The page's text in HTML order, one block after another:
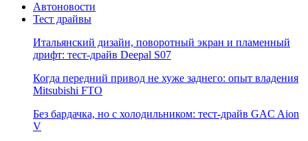
Автоновости
Тест драйвы
Итальянский дизайн, поворотный экран и пламенный
дрифт: тест-драйв Deepal S07
Когда передний привод не хуже заднего: опыт владения
Mitsubishi FTO
Без бардачка, но с холодильником: тест-драйв GAC Aion
V